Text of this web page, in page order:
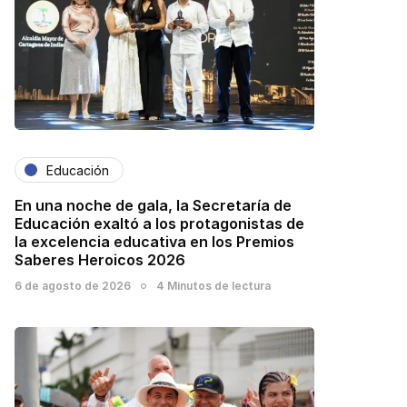
Educación
En una noche de gala, la Secretaría de
Educación exaltó a los protagonistas de
la excelencia educativa en los Premios
Saberes Heroicos 2026
6 de agosto de 2026 4 Minutos de lectura